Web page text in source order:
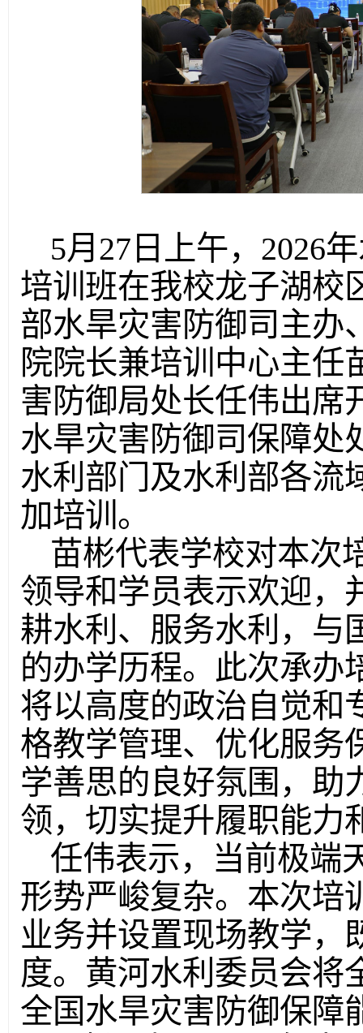
5月27日上午，2026
培训班在我校龙子湖校
部水旱灾害防御司主办
院院长兼培训中心主任
害防御局处长任伟出席
水旱灾害防御司保障处
水利部门及水利部各流
加培训。
苗彬代表学校对本次
领导和学员表示欢迎，
耕水利、服务水利，与
的办学历程。此次承办
将以高度的政治自觉和
格教学管理、优化服务
学善思的良好氛围，助
领，切实提升履职能力
任伟表示，当前极端
形势严峻复杂。本次培
业务并设置现场教学，
度。黄河水利委员会将
全国水旱灾害防御保障